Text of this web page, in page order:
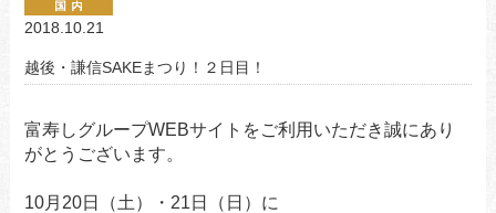
2018.10.21
越後・謙信SAKEまつり！２日目！
富寿しグループWEBサイトをご利用いただき誠にあり
がとうございます。
10月20日（土）・21日（日）に